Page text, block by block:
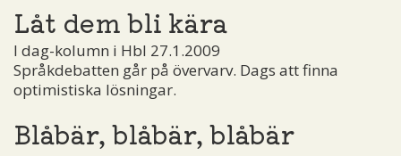
Låt dem bli kära
I dag-kolumn i Hbl 27.1.2009
Språkdebatten går på övervarv. Dags att finna
optimistiska lösningar.
Blåbär, blåbär, blåbär